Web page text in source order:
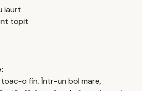
iaurt
topit
toac-o fin. Într-un bol mare,